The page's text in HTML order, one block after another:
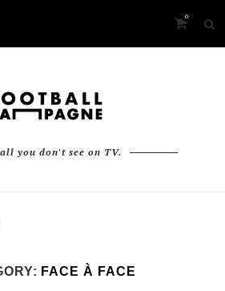
0
you don't see on TV.
FACE À FACE